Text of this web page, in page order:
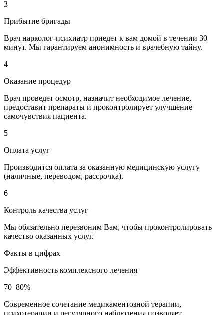
3
Прибытие бригады
Врач нарколог-психиатр приедет к вам домой в течении 30
минут. Мы гарантируем анонимность и врачебную тайну.
4
Оказание процедур
Врач проведет осмотр, назначит необходимое лечение,
предоставит препараты и проконтролирует улучшение
самочувствия пациента.
5
Оплата услуг
Производится оплата за оказанную медицинскую услугу
(наличные, переводом, рассрочка).
6
Контроль качества услуг
Мы обязательно перезвоним Вам, чтобы проконтролировать
качество оказанных услуг.
Факты в цифрах
Эффективность комплексного лечения
70–80%
Современное сочетание медикаментозной терапии,
психотерапии и регулярного наблюдения позволяет